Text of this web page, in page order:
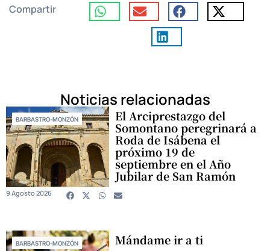
Compartir
Noticias relacionadas
BARBASTRO-MONZÓN El Arciprestazgo del
Somontano peregrinará a
Roda de Isábena el
próximo 19 de
septiembre en el Año
Jubilar de San Ramón
9 Agosto 2026
BARBASTRO-MONZÓN Mándame ir a ti